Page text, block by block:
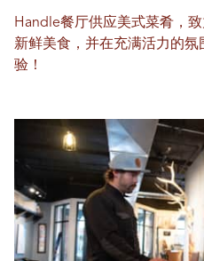
Handle餐厅供应美式菜肴，
新鲜美食，并在充满活力的
验！